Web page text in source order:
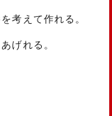
考えて作れる。
げれる。